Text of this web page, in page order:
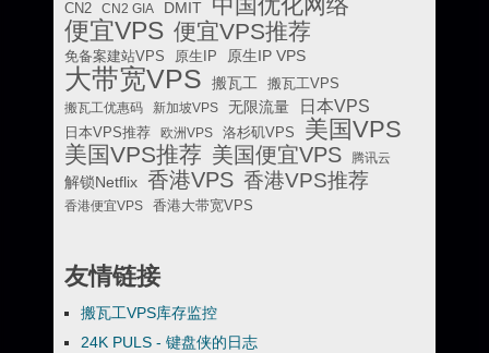
CN2 CN2 GIA DMIT
便宜VPS 便宜VPS推荐
免备案建站VPS 原生IP 原生IP VPS
大带宽VPS 搬瓦工
搬瓦工VPS
搬瓦工优惠码
新加坡VPS 无限流量 日本VPS
日本VPS推荐 欧洲VPS 洛杉矶VPS 美国VPS
美国VPS推荐 美国便宜VPS 腾讯云
解锁Netflix 香港VPS 香港VPS推荐
香港便宜VPS 香港大带宽VPS
友情链接
搬瓦工VPS库存监控
24K PULS - 键盘侠的日志